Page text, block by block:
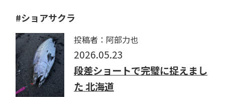
#ショアサクラ
投稿者：阿部力也
2026.05.23
段差ショートで完璧に捉えまし
た 北海道